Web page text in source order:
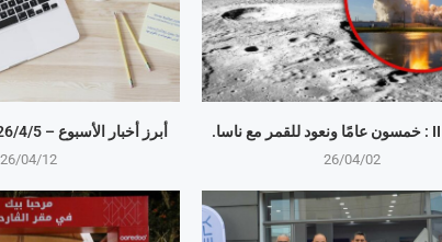
أبرز أخبار الأسبوع – 5‏/4‏/2026 – 12‏/4‏/2026
26/04/12 26/04/02